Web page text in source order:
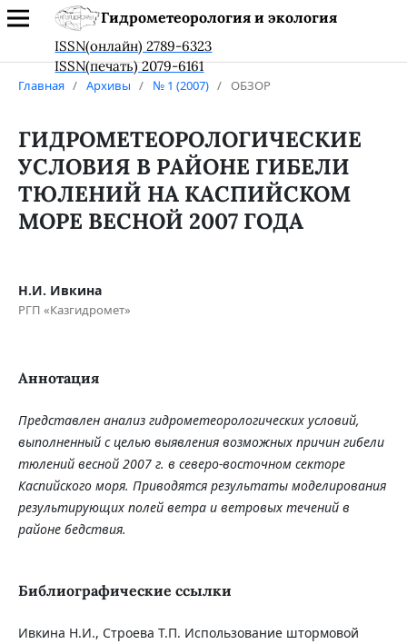
Гидрометеорология и экология
ISSN(онлайн) 2789-6323
ISSN(печать) 2079-6161
Главная / Архивы / № 1 (2007) / ОБЗОР
ГИДРОМЕТЕОРОЛОГИЧЕСКИЕ
УСЛОВИЯ В РАЙОНЕ ГИБЕЛИ
ТЮЛЕНИЙ НА КАСПИЙСКОМ
МОРЕ ВЕСНОЙ 2007 ГОДА
Н.И. Ивкина
РГП «Казгидромет»
Аннотация
Представлен анализ гидрометеорологических условий,
выполненный с целью выявления возможных причин гибели
тюлений весной 2007 г. в северо-восточном секторе
Каспийского моря. Приводятся результаты моделирования
результирующих полей ветра и ветровых течений в
районе бедствия.
Библиографические ссылки
Ивкина Н.И., Строева Т.П. Использование штормовой